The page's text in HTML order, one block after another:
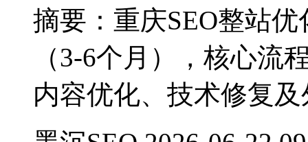
摘要：重庆SEO整站
（3-6个月），核心流
内容优化、技术修复